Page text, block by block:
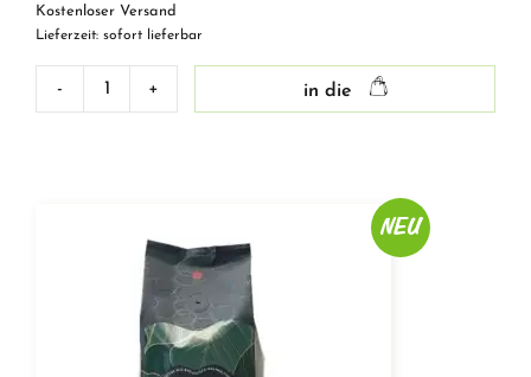
Kostenloser Versand
Lieferzeit: sofort lieferbar
- + in die
NEU